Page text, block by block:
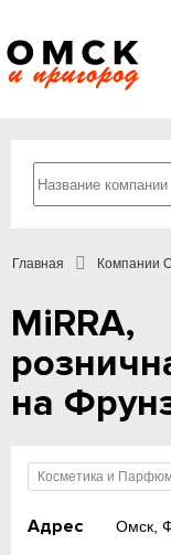
Главная Компании
MiRRA,
на
Косметика и
Адрес Омск,